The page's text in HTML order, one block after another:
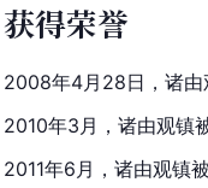
获得荣誉
2008年4月28日，诸由
2010年3月，诸由观镇
2011年6月，诸由观镇